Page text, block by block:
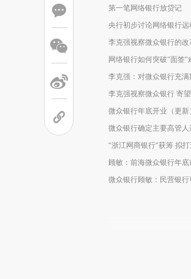
第一笔网络银行放贷记
央行初步讨论网络银行远
李克强视察微众银行的改
网络银行如何突破“面签”
李克强：对微众银行充满
李克强视察微众银行 寄
微众银行年底开业（更新
微众银行确定主要高管
“浙江网商银行”获筹 拟
顾敏：前海微众银行年
微众银行顾敏：民营银